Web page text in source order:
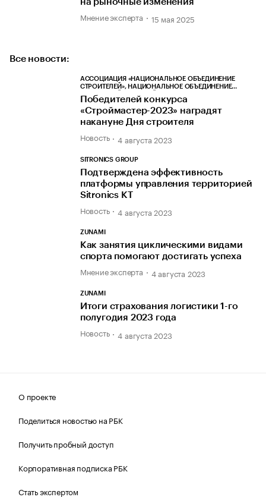
Мнение эксперта 15 мая 2025
Все новости:
АССОЦИАЦИЯ «НАЦИОНАЛЬНОЕ ОБЪЕДИНЕНИЕ
СТРОИТЕЛЕЙ», НАЦИОНАЛЬНОЕ ОБЪЕДИНЕНИЕ
СТРОИТЕЛЕЙ, НОСТРОЙ
Победителей конкурса
«Строймастер-2023» наградят
накануне Дня строителя
Новость 4 августа 2023
SITRONICS GROUP
Подтверждена эффективность
платформы управления территорией
Sitronics KT
Новость 4 августа 2023
ZUNAMI
Как занятия циклическими видами
спорта помогают достигать успеха
Мнение эксперта 4 августа 2023
ZUNAMI
Итоги страхования логистики 1-го
полугодия 2023 года
Новость 4 августа 2023
О проекте
Поделиться новостью на РБК
Получить пробный доступ
Корпоративная подписка РБК
Стать экспертом